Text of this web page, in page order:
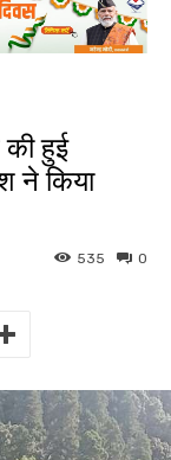
हुई
ने किया
0
535